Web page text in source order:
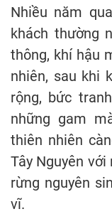
Nhiều năm
khách thường
thông, khí hậu
nhiên, sau khi
rộng, bức
những gam
thiên nhiên
Tây Nguyên
rừng nguyên
vĩ.